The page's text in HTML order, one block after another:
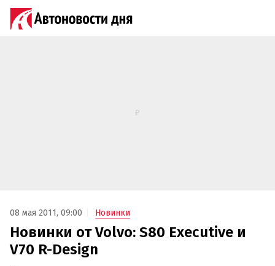
08 мая 2011, 09:00 Новинки
Новинки от Volvo: S80 Executive и
V70 R-Design